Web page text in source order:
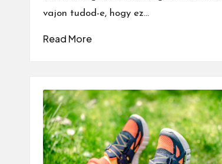
vajon tudod-e, hogy ez…
Read More